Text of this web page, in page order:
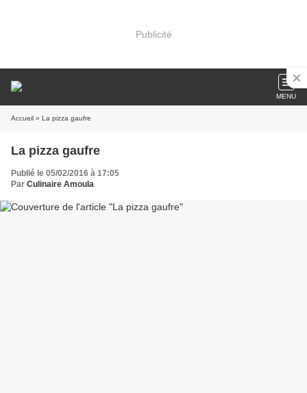
Publicité
MENU
Accueil » La pizza gaufre
La pizza gaufre
Publié le 05/02/2016 à 17:05
Par Culinaire Amoula